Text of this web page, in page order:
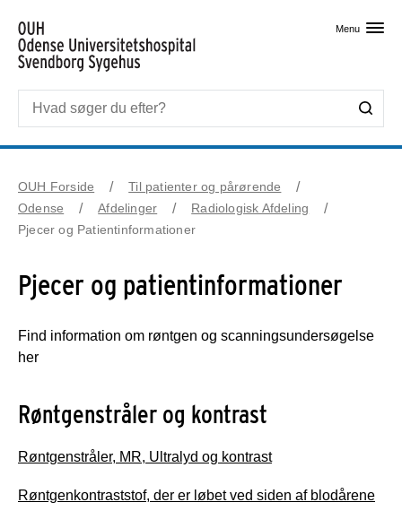
Menu
OUH Forside
Til patienter og pårørende
Odense
Afdelinger
Radiologisk Afdeling
Pjecer og Patientinformationer
Pjecer og patientinformationer
Find information om røntgen og scanningsundersøgelse
her
Røntgenstråler og kontrast
Røntgenstråler, MR, Ultralyd og kontrast
Røntgenkontraststof, der er løbet ved siden af blodårene